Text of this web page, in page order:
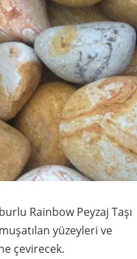
Rainbow Peyzaj Taşı
yüzeyleri ve
çevirecek.